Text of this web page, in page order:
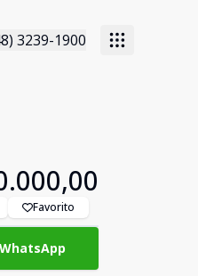
3239-1900
Favorito
WhatsApp